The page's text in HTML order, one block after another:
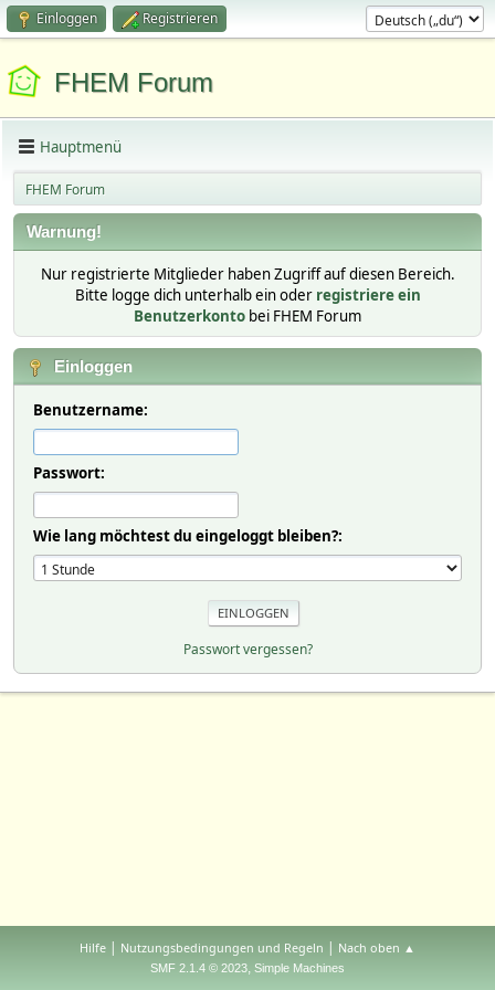
Einloggen Registrieren
FHEM Forum
Hauptmenü
FHEM Forum
Warnung!
Nur registrierte Mitglieder haben Zugriff auf diesen Bereich.
Bitte logge dich unterhalb ein oder registriere ein
Benutzerkonto bei FHEM Forum
Einloggen
Benutzername:
Passwort:
Wie lang möchtest du eingeloggt bleiben?:
Passwort vergessen?
Hilfe | Nutzungsbedingungen und Regeln | Nach oben ▲
SMF 2.1.4 © 2023, Simple Machines